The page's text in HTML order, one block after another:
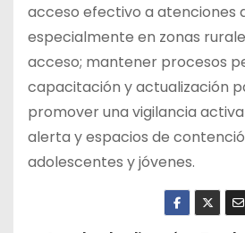
acceso efectivo a atenciones
especialmente en zonas
acceso; mantener procesos
capacitación y actualización
promover una vigilancia
alerta y espacios de
adolescentes y jóvenes.